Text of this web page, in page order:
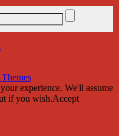
experience. We'll assume
if you wish.Accept